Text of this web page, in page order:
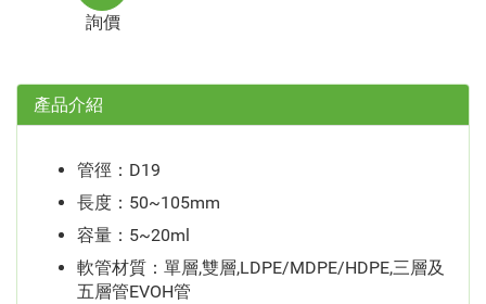
詢價
產品介紹
管徑：D19
長度：50~105mm
容量：5~20ml
軟管材質：單層,雙層,LDPE/MDPE/HDPE,三層及
五層管EVOH管